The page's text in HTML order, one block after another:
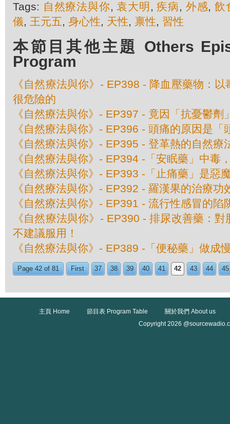
Tags: 自然療法與你,袁大明 ,疾病, 外感,飲
儀, 王元五, 身心性, 天性, 禀性, 習性
本節目其他主題 Others
Program
《自然療法與你》- EP398 - 降血壓藥物：
很危險的
《自然療法與你》- EP397 - 竟因「抗憂鬱劑
《自然療法與你》- EP396 - 頭痛的原因是「
《自然療法與你》- EP395 - 登革熱的自然療
《自然療法與你》- EP394 -「安眠藥」中毒
《自然療法與你》- EP393 -「止痛藥」是惡
《自然療法與你》- EP392 - 羅漢果的治療功
《自然療法與你》- EP391 - 流行性感冒的陷
《自然療法與你》- EP390 - 排尿改善藥：
不建議服用！
《自然療法與你》- EP389 -「便秘藥」做成
Page 42 of 81 First 37 38 39 40 41 42 43 44 45
主頁 Home 節目表 Program Table
關於我們 About us
Copyright 2026